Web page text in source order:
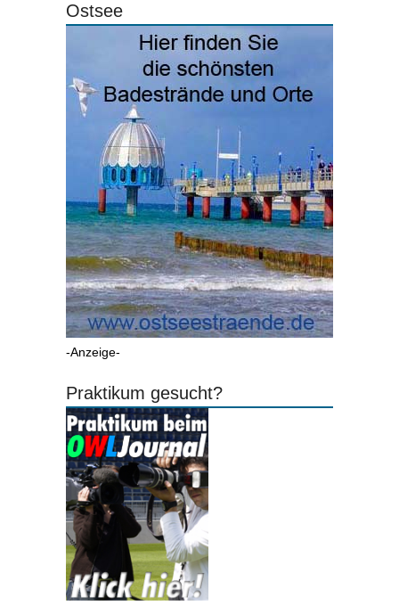
Ostsee
-Anzeige-
Praktikum gesucht?